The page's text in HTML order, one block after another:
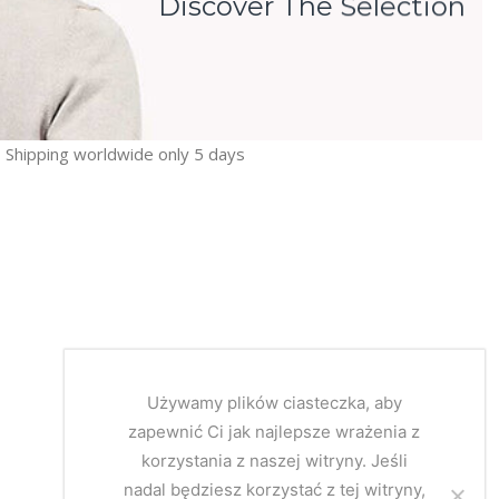
Shipping worldwide only 5 days
Używamy plików ciasteczka, aby
zapewnić Ci jak najlepsze wrażenia z
korzystania z naszej witryny. Jeśli
nadal będziesz korzystać z tej witryny,